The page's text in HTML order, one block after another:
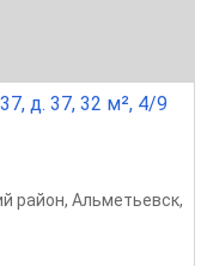
д. 37, 32 м², 4/9
район, Альметьевск,